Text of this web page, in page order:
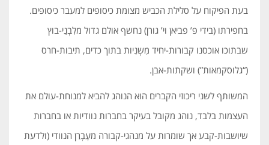
בעת הפיקוח על סלילת הכביש מצומת כיסופים למעבר כיסופים.
בחפירתו (בידי פ’ פביאן וי’ גורן) נחשף אולם גדול מלִבְנֵי-בוץ
שבתוכו אוכסנו קבורות-יחיד מִשְנִיות בתוך כדים, תיבות-חרס
(“גלוסקמאות”) ושקתות-אבן.
המשותף לשני ריכוזי הקברים הוא הנוהג להביא למנוחת-עולם את
העצמות בלבד, נוהג מקובל בעיקר בחברות נוודיות או בחברות
שיושבות-קבע אך שומרות על מנהגי-קבורה מעָבָרַן הנוודי (ולדעת